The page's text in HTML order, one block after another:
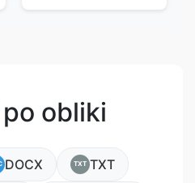
obliki
DOCX TXT TXT